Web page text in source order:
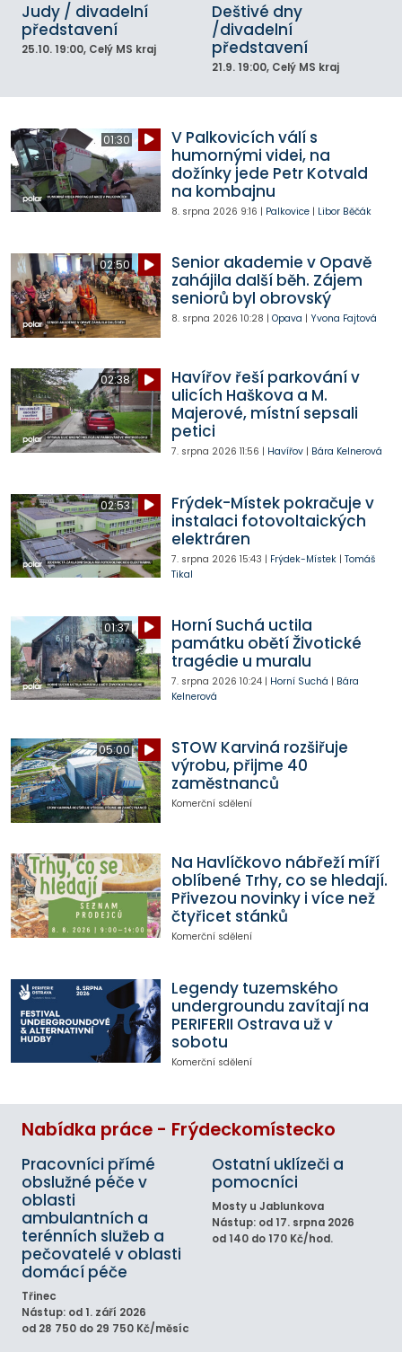
Judy / divadelní
představení
25.10. 19:00, Celý MS kraj
Deštivé dny
/divadelní
představení
21.9. 19:00, Celý MS kraj
01:30
V Palkovicích válí s
humornými videi, na
dožínky jede Petr Kotvald
na kombajnu
8. srpna 2026 9:16 | Palkovice| Libor Běčák
02:50
Senior akademie v Opavě
zahájila další běh. Zájem
seniorů byl obrovský
8. srpna 2026 10:28 | Opava | Yvona Fajtová
02:38
Havířov řeší parkování v
ulicích Haškova a M.
Majerové, místní sepsali
petici
7. srpna 2026 11:56 | Havířov| Bára Kelnerová
02:53
Frýdek-Místek pokračuje v
instalaci fotovoltaických
elektráren
7. srpna 2026 15:43 | Frýdek-Místek| Tomáš
Tikal
01:37
Horní Suchá uctila
památku obětí Životické
tragédie u muralu
7. srpna 2026 10:24| Horní Suchá | Bára
Kelnerová
05:00
STOW Karviná rozšiřuje
výrobu, přijme 40
zaměstnanců
Komerční sdělení
Na Havlíčkovo nábřeží míří
oblíbené Trhy, co se hledají.
Přivezou novinky i více než
čtyřicet stánků
Komerční sdělení
Legendy tuzemského
undergroundu zavítají na
PERIFERII Ostrava už v
sobotu
Komerční sdělení
Nabídka práce - Frýdeckomístecko
Pracovníci přímé
obslužné péče v
oblasti
ambulantních a
terénních služeb a
pečovatelé v oblasti
domácí péče
Třinec
Nástup: od 1. září 2026
od 28 750 do 29 750 Kč/měsíc
Ostatní uklízeči a
pomocníci
Mosty u Jablunkova
Nástup: od 17. srpna 2026
od 140 do 170 Kč/hod.